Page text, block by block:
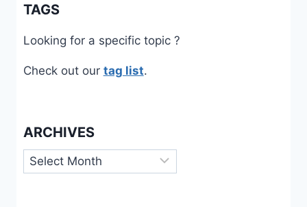
TAGS
Looking for a specific topic ?
Check out our tag list.
ARCHIVES
Archives